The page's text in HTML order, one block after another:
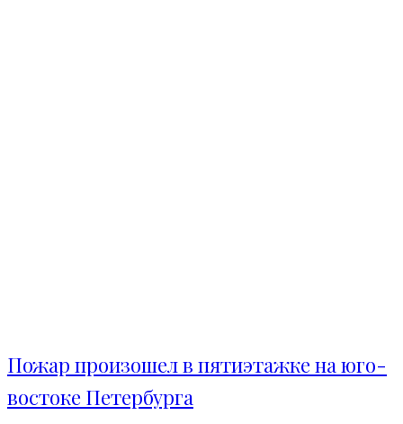
Пожар произошел в пятиэтажке на юго-
востоке Петербурга